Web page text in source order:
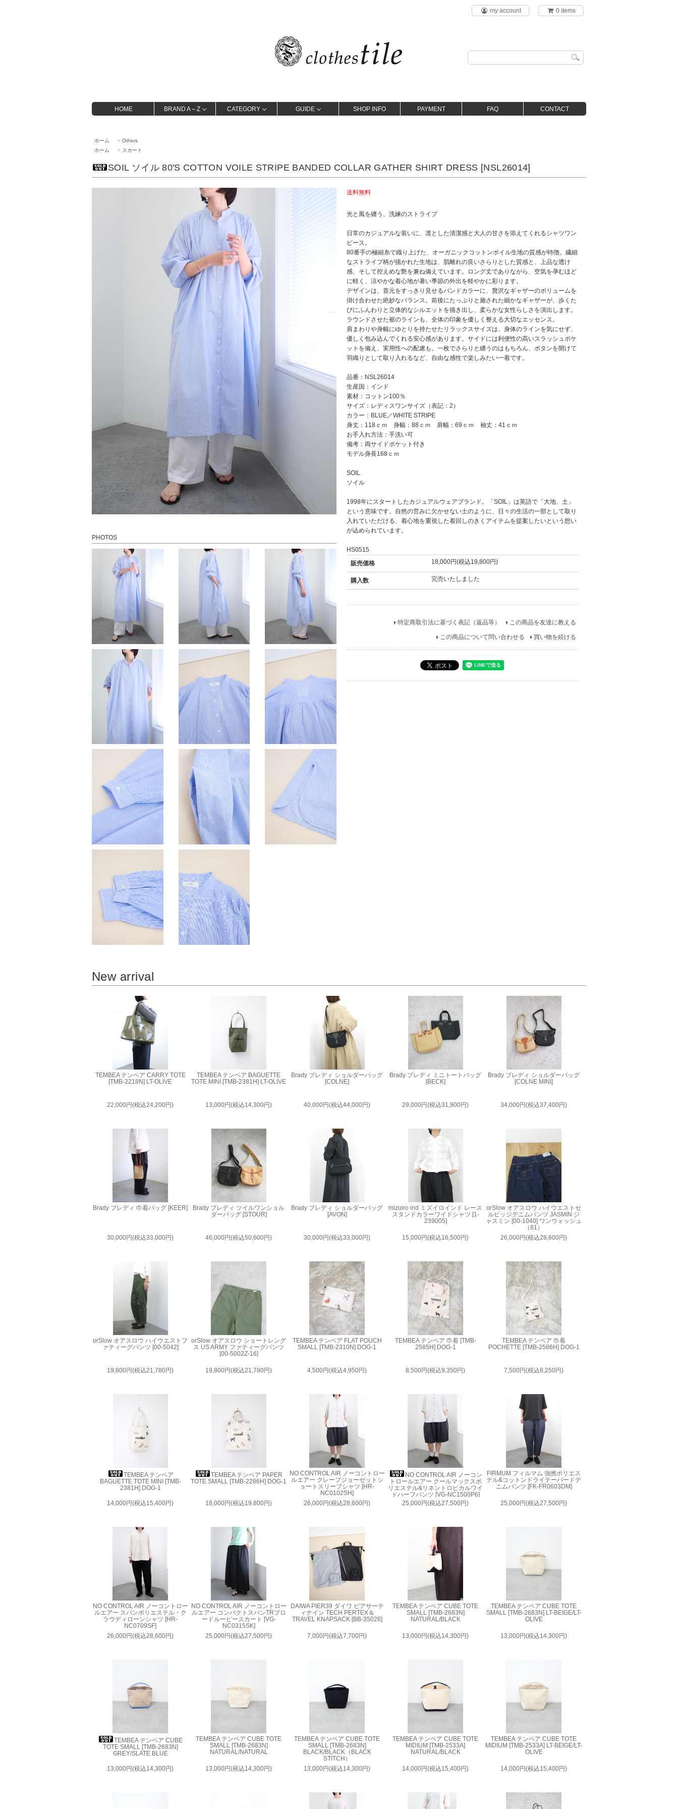
my account 0 items
HOME BRAND A～Z CATEGORY GUIDE SHOP INFO PAYMENT FAQ CONTACT
ホーム > Others
ホーム
> スカート
SOIL ソイル 80'S COTTON VOILE STRIPE BANDED COLLAR GATHER SHIRT DRESS [NSL26014]
PHOTOS
送料無料
光と風を纏う、洗練のストライプ
日常のカジュアルな装いに、凛とした清潔感と大人の甘さを添えてくれるシャツワン
ピース。
80番手の極細糸で織り上げた、オーガニックコットンボイル生地の質感が特徴。繊細
なストライプ柄が描かれた生地は、肌離れの良いさらりとした質感と、上品な透け
感、そして控えめな艶を兼ね備えています。ロング丈でありながら、空気を孕むほど
に軽く、涼やかな着心地が暑い季節の外出を軽やかに彩ります。
デザインは、首元をすっきり見せるバンドカラーに、贅沢なギャザーのボリュームを
掛け合わせた絶妙なバランス。前後にたっぷりと施された細かなギャザーが、歩くた
びにふんわりと立体的なシルエットを描き出し、柔らかな女性らしさを演出します。
ラウンドさせた裾のラインも、全体の印象を優しく整える大切なエッセンス。
肩まわりや身幅にゆとりを持たせたリラックスサイズは、身体のラインを気にせず、
優しく包み込んでくれる安心感があります。サイドには利便性の高いスラッシュポケ
ットを備え、実用性への配慮も。一枚でさらりと纏うのはもちろん、ボタンを開けて
羽織りとして取り入れるなど、自由な感性で楽しみたい一着です。
品番：NSL26014
生産国：インド
素材：コットン100％
サイズ：レディスワンサイズ（表記：2）
カラー：BLUE／WHITE STRIPE
身丈：118ｃｍ 身幅：88ｃｍ 肩幅：69ｃｍ 袖丈：41ｃｍ
お手入れ方法：手洗い可
備考：両サイドポケット付き
モデル身長168ｃｍ
SOIL
ソイル
1998年にスタートしたカジュアルウェアブランド。「SOIL」は英語で「大地、土」
という意味です。自然の営みに欠かせない土のように、日々の生活の一部として取り
入れていただける、着心地を重視した着回しのきくアイテムを提案したいという想い
が込められています。
HS0515
販売価格
18,000円(税込19,800円)
購入数 完売いたしました
特定商取引法に基づく表記（返品等） この商品を友達に教える
この商品について問い合わせる 買い物を続ける
New arrival
TEMBEA テンベア CARRY TOTE
[TMB-2218N] LT-OLIVE
22,000円(税込24,200円)
TEMBEA テンベア BAGUETTE
TOTE MINI [TMB-2381H] LT-OLIVE
13,000円(税込14,300円)
Brady ブレディ ショルダーバッグ
[COLNE]
40,000円(税込44,000円)
Brady ブレディ ミニトートバッグ
[BECK]
29,000円(税込31,900円)
Brady ブレディ ショルダーバッグ
[COLNE MINI]
34,000円(税込37,400円)
Brady ブレディ 巾着バッグ [KEER]
30,000円(税込33,000円)
Brady ブレディ ツイルワンショル
ダーバッグ [STOUR]
46,000円(税込50,600円)
Brady ブレディ ショルダーバッグ
[AVON]
30,000円(税込33,000円)
mizuiro ind ミズイロインド レース
スタンドカラーワイドシャツ [1-
239005]
15,000円(税込16,500円)
orSlow オアスロウ ハイウエストセ
ルビッジデニムパンツ JASMIN ジ
ャスミン [00-1040] ワンウォッシュ
（81）
26,000円(税込28,600円)
orSlow オアスロウ ハイウエストフ
ァティーグパンツ [00-5042]
19,800円(税込21,780円)
orSlow オアスロウ ショートレング
ス US ARMY ファティーグパンツ
[00-5002Z-16]
19,800円(税込21,780円)
TEMBEA テンベア FLAT POUCH
SMALL [TMB-2310N] DOG-1
4,500円(税込4,950円)
TEMBEA テンベア 巾着 [TMB-
2585H] DOG-1
8,500円(税込9,350円)
TEMBEA テンベア 巾着
POCHETTE [TMB-2586H] DOG-1
7,500円(税込8,250円)
TEMBEA テンベア
BAGUETTE TOTE MINI [TMB-
2381H] DOG-1
14,000円(税込15,400円)
TEMBEA テンベア PAPER
TOTE SMALL [TMB-2286H] DOG-1
18,000円(税込19,800円)
NO CONTROL AIR ノーコントロー
ルエアー クレープジョーゼットシ
ョートスリーブシャツ [HR-
NC0102SH]
26,000円(税込28,600円)
NO CONTROL AIR ノーコン
トロールエアー クールマックスポ
リエステル&リネントロピカルワイ
ドハーフパンツ [VG-NC1500P6]
25,000円(税込27,500円)
FIRMUM フィルマム 強撚ポリエス
テル&コットンドライテーパードデ
ニムパンツ [FK-FR0603DM]
25,000円(税込27,500円)
NO CONTROL AIR ノーコントロー
ルエアー スパンポリエステル・ク
ラウディローンシャツ [HR-
NC0709SF]
26,000円(税込28,600円)
NO CONTROL AIR ノーコントロー
ルエアー コンパクトスパンTRブロ
ードルーピースカート [VG-
NC0315SK]
25,000円(税込27,500円)
DAIWA PIER39 ダイワ ピアサーテ
ィナイン TECH PERTEX＆
TRAVEL KNAPSACK [BB-35026]
7,000円(税込7,700円)
TEMBEA テンベア CUBE TOTE
SMALL [TMB-2683N]
NATURAL/BLACK
13,000円(税込14,300円)
TEMBEA テンベア CUBE TOTE
SMALL [TMB-2683N] LT-BEIGE/LT-
OLIVE
13,000円(税込14,300円)
TEMBEA テンベア CUBE
TOTE SMALL [TMB-2683N]
GREY/SLATE BLUE
13,000円(税込14,300円)
TEMBEA テンベア CUBE TOTE
SMALL [TMB-2683N]
NATURAL/NATURAL
13,000円(税込14,300円)
TEMBEA テンベア CUBE TOTE
SMALL [TMB-2683N]
BLACK/BLACK（BLACK
STITCH）
13,000円(税込14,300円)
TEMBEA テンベア CUBE TOTE
MIDIUM [TMB-2533A]
NATURAL/BLACK
14,000円(税込15,400円)
TEMBEA テンベア CUBE TOTE
MIDIUM [TMB-2533A] LT-BEIGE/LT-
OLIVE
14,000円(税込15,400円)